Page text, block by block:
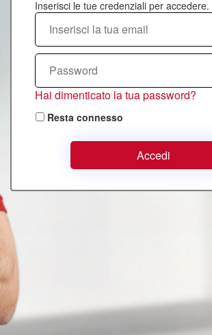
Hai dimenticato la tua password?
Resta connesso
Accedi